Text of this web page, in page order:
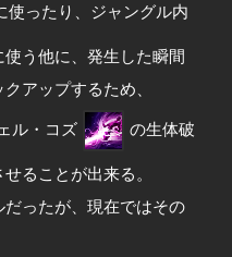
使ったり、ジャングル内
う他に、発生した瞬間
アップするため、
ル・コズ の生体破
ることが出来る。
ったが、現在ではその